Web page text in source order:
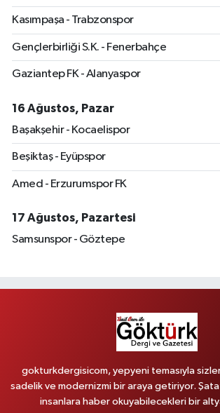
Kasımpaşa - Trabzonspor
Gençlerbirliği S.K. - Fenerbahçe
Gaziantep FK - Alanyaspor
16 Ağustos, Pazar
Başakşehir - Kocaelispor
Beşiktaş - Eyüpspor
Amed - Erzurumspor FK
17 Ağustos, Pazartesi
Samsunspor - Göztepe
gokturkdergisicom, yepyeni temasıyla
sadelik ve modernizmi bir araya getiriyor.
insanlara haber okuyabilecekleri bir